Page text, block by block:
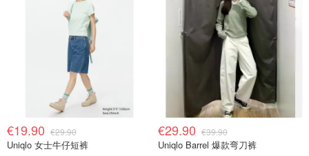
€19.90 €29.90
Uniqlo 女士牛仔短裤
€29.90 €39.90
Uniqlo Barrel 爆款弯刀裤